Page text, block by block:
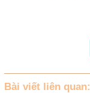
Bài viết liên quan: